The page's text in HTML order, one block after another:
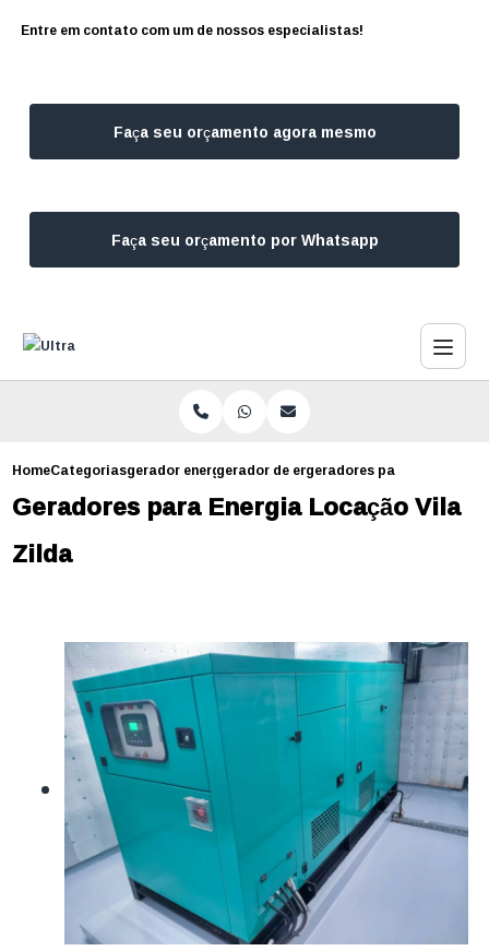
Entre em contato com um de nossos especialistas!
Faça seu orçamento agora mesmo
Faça seu orçamento por Whatsapp
HomeCategoriasgerador energiagerador de energia a gasolina
geradores para energia
Geradores para Energia Locação Vila
Zilda